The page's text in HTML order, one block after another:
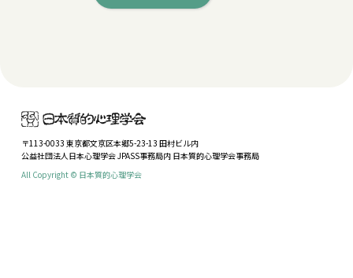
〒113-0033 東京都文京区本郷5-23-13 田村ビル内
公益社団法人日本心理学会 JPASS事務局内 日本質的心理学会事務局
All Copyright © 日本質的心理学会